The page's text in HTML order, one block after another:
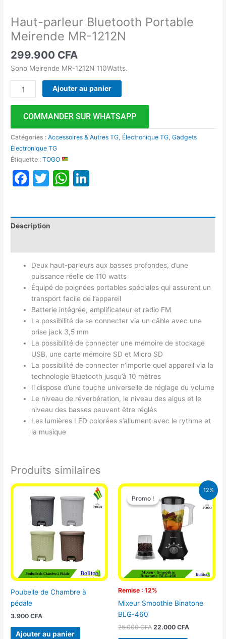
Haut-parleur Bluetooth Portable
Meirende MR-1212N
299.900 CFA
Sono Meirende MR-1212N 110Watts.
Ajouter au panier
COMMANDER SUR WHATSAPP
Catégories :Accessoires & Autres TG, Électronique TG,Gadgets
Électronique TG
Étiquette :TOGO
Facebook
TwitterWhatsApp
Description
Deux haut-parleurs aux basses profondes, d’une
puissance réelle de 110 watts
Équipé de poignées portables spéciales qui assurent un
transport facile de l’appareil
Batterie intégrée, amplificateur et radio FM
La possibilité de se connecter via un câble avec une
prise jack 3,5 mm
La possibilité de connecter une mémoire de stockage
USB, une carte mémoire SD et Micro SD
La possibilité de connecter n’importe quel appareil via la
technologie Bluetooth jusqu’à 10 mètres
Il dispose d’une touche universelle de réglage du volume
Le niveau de réverbération, le niveau des aigus et le
niveau des basses peuvent être réglés
Les lumières LED colorées s’allument avec le rythme et
la musique
Produits similaires
Poubelle de Chambre à
pédale
3.900CFA
Ajouter au panier
12%
Promo !
Remise : 12%
Promo !
Mixeur Smoothie Binatone
BLG-460
25.000CFA
Le
prix
initial
était :
25.000 CFA.
22.000 CFA
Le
prix
actuel
est :